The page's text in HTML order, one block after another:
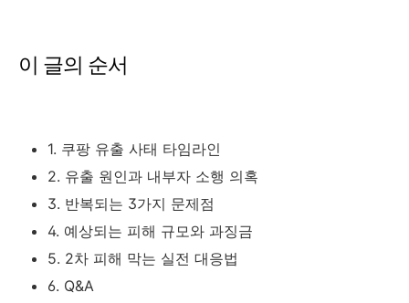
이 글의 순서
1. 쿠팡 유출 사태 타임라인
2. 유출 원인과 내부자 소행 의혹
3. 반복되는 3가지 문제점
4. 예상되는 피해 규모와 과징금
5. 2차 피해 막는 실전 대응법
6. Q&A